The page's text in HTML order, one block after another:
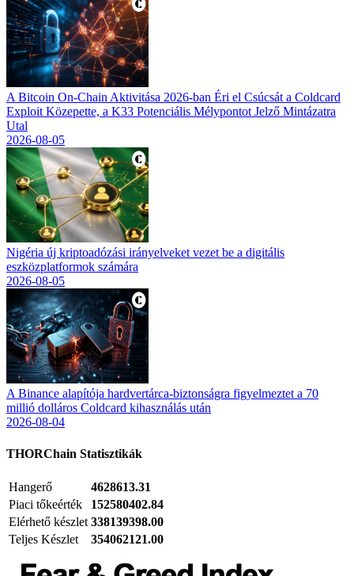
A Bitcoin On-Chain Aktivitása 2026-ban Éri el Csúcsát a Coldcard
Exploit Közepette, a K33 Potenciális Mélypontot Jelző Mintázatra
Utal
2026-08-05
Nigéria új kriptoadózási irányelveket vezet be a digitális
eszközplatformok számára
2026-08-05
A Binance alapítója hardvertárca-biztonságra figyelmeztet a 70
millió dolláros Coldcard kihasználás után
2026-08-04
THORChain Statisztikák
Hangerő
4628613.31
Piaci tőkeérték
152580402.84
Elérhető készlet 338139398.00
Teljes Készlet
354062121.00